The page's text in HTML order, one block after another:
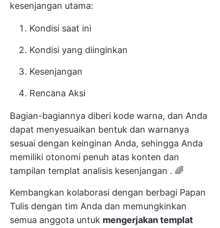
kesenjangan utama:
Kondisi saat ini
Kondisi yang diinginkan
Kesenjangan
Rencana Aksi
Bagian-bagiannya diberi kode warna, dan Anda
dapat menyesuaikan bentuk dan warnanya
sesuai dengan keinginan Anda, sehingga Anda
memiliki otonomi penuh atas konten dan
tampilan templat analisis kesenjangan . 🌈
Kembangkan kolaborasi dengan berbagi Papan
Tulis dengan tim Anda dan memungkinkan
semua anggota untuk mengerjakan templat